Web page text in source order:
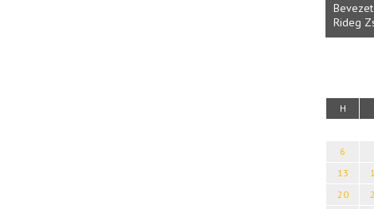
Halmai
Ibolya
H
6
13
20